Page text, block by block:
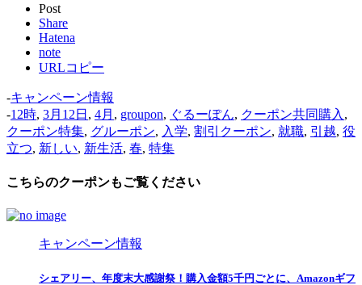
Post
Share
Hatena
note
URLコピー
-キャンペーン情報
-12時, 3月12日 , 4月 , groupon, ぐるーぽん, クーポン共同購入 ,
クーポン特集, グルーポン, 入学, 割引クーポン, 就職, 引越, 役
立つ, 新しい, 新生活, 春, 特集
こちらのクーポンもご覧ください
キャンペーン情報
シェアリー、年度末大感謝祭！購入金額5千円ごとに、Amazonギフ